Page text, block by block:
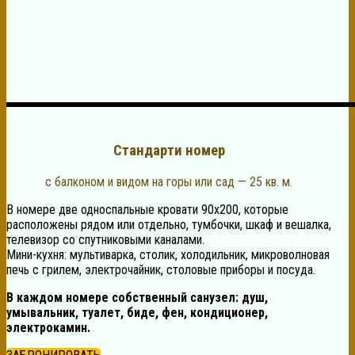
Стандарти номер
с балконом и видом на горы или сад — 25 кв. м.
В номере две односпальные кровати 90х200, которые
расположены рядом или отдельно, тумбочки, шкаф и вешалка,
телевизор со спутниковыми каналами.
Мини-кухня: мультиварка, столик, холодильник, микроволновая
печь с грилем, электрочайник, столовые приборы и посуда.
В каждом номере собственный санузел: душ,
умывальник, туалет, биде, фен, кондиционер,
электрокамин.